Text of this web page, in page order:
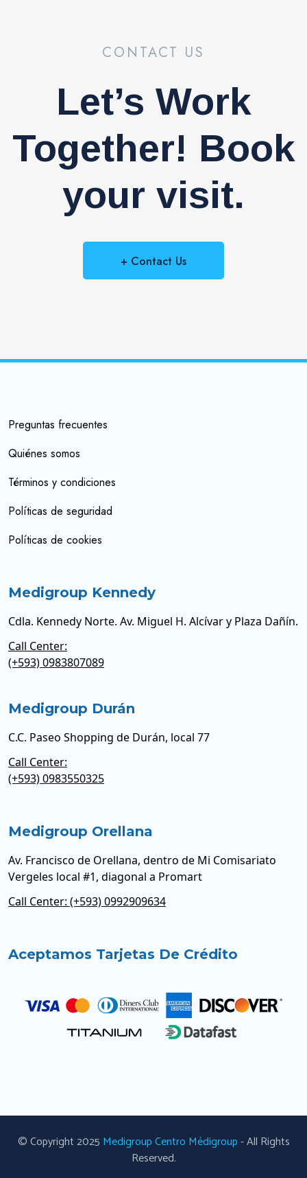
CONTACT US
Let’s Work
Together! Book
your visit.
+ Contact Us
Preguntas frecuentes
Quiénes somos
Términos y condiciones
Políticas de seguridad
Políticas de cookies
Medigroup Kennedy
Cdla. Kennedy Norte. Av. Miguel H. Alcívar y Plaza Dañín.
Call Center:
(+593) 0983807089
Medigroup Durán
C.C. Paseo Shopping de Durán, local 77
Call Center:
(+593) 0983550325
Medigroup Orellana
Av. Francisco de Orellana, dentro de Mi Comisariato
Vergeles local #1, diagonal a Promart
Call Center: (+593) 0992909634
Aceptamos Tarjetas De Crédito
© Copyright 2025 Medigroup Centro Médigroup- All Rights
Reserved.